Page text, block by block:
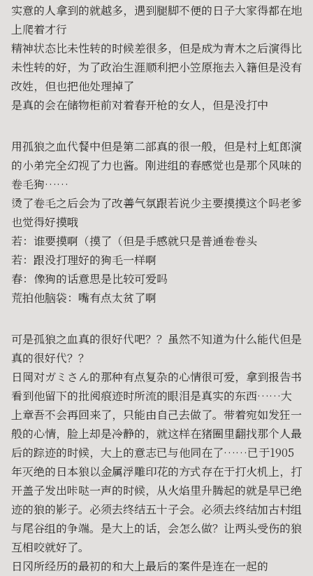
实意的人拿到的就越多，遇到腿脚不便的日子大家得都在地
上爬着才行
精神状态比未性转的时候差很多，但是成为青木之后演得比
未性转的好，为了政治生涯顺利把小笠原拖去入籍但是没有
改姓，但也把他处理掉了
是真的会在储物柜前对着春开枪的女人，但是没打中
用孤狼之血代餐中但是第二部真的很一般，但是村上虹郎演
的小弟完全幻视了力也酱。刚进组的春感觉也是那个风味的
卷毛狗……
烫了卷毛之后会为了改善气氛跟若说少主要摸摸这个吗老爹
也觉得好摸哦
若：谁要摸啊（摸了（但是手感就只是普通卷卷头
若：跟没打理好的狗毛一样啊
春：像狗的话意思是比较可爱吗
荒拍他脑袋：嘴有点太贫了啊
可是孤狼之血真的很好代吧？？虽然不知道为什么能代但是
真的很好代？？
日岡对ガミさん的那种有点复杂的心情很可爱，拿到报告书
看到他留下的批阅痕迹时所流的眼泪是真实的东西……大
上章吾不会再回来了，只能由自己去做了。带着宛如发狂一
般的心情，脸上却是冷静的，就这样在猪圈里翻找那个人最
后的踪迹的时候，大上的意志已与他同在了……已于1905
年灭绝的日本狼以金属浮雕印花的方式存在于打火机上，打
开盖子发出咔哒一声的时候，从火焰里升腾起的就是早已绝
迹的狼的影子。必须去终结五十子会。必须去终结加古村组
与尾谷组的争端。是大上的话，会怎么做？让两头受伤的狼
互相咬就好了。
日冈所经历的最初的和大上最后的案件是连在一起的